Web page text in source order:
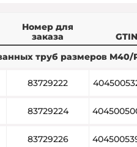
Номер для
заказа
GTIN
труб размеров M40/
83729222
83729224
83729226